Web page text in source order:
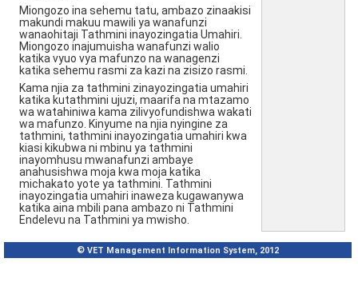
Miongozo ina sehemu tatu, ambazo zinaakisi
makundi makuu mawili ya wanafunzi
wanaohitaji Tathmini inayozingatia Umahiri.
Miongozo inajumuisha wanafunzi walio
katika vyuo vya mafunzo na wanagenzi
katika sehemu rasmi za kazi na zisizo rasmi.
Kama njia za tathmini zinayozingatia umahiri
katika kutathmini ujuzi, maarifa na mtazamo
wa watahiniwa kama zilivyofundishwa wakati
wa mafunzo. Kinyume na njia nyingine za
tathmini, tathmini inayozingatia umahiri kwa
kiasi kikubwa ni mbinu ya tathmini
inayomhusu mwanafunzi ambaye
anahusishwa moja kwa moja katika
michakato yote ya tathmini. Tathmini
inayozingatia umahiri inaweza kugawanywa
katika aina mbili pana ambazo ni Tathmini
Endelevu na Tathmini ya mwisho.
© VET Management Information System, 2012